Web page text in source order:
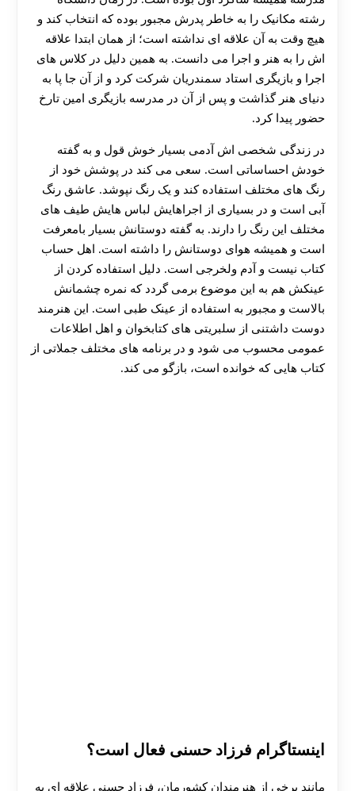
رشته مکانیک را به خاطر پدرش مجبور بوده که انتخاب کند و
هیچ وقت به آن علاقه ای نداشته است؛ از همان ابتدا علاقه
اش را به هنر و اجرا می دانست. به همین دلیل در کلاس های
اجرا و بازیگری استاد سمندریان شرکت کرد و از آن جا پا به
دنیای هنر گذاشت و پس از آن در مدرسه بازیگری امین تارخ
حضور پیدا کرد.
در زندگی شخصی اش آدمی بسیار خوش قول و به گفته
خودش احساساتی است. سعی می کند در پوشش خود از
رنگ های مختلف استفاده کند و یک رنگ نپوشد. عاشق رنگ
آبی است و در بسیاری از اجراهایش لباس هایش طیف های
مختلف این رنگ را دارند. به گفته دوستانش بسیار بامعرفت
است و همیشه هوای دوستانش را داشته است. اهل حساب
کتاب نیست و آدم ولخرجی است. دلیل استفاده کردن از
عینکش هم به این موضوع برمی گردد که نمره چشمانش
بالاست و مجبور به استفاده از عینک طبی است. این هنرمند
دوست داشتنی از سلبریتی های کتابخوان و اهل اطلاعات
عمومی محسوب می شود و در برنامه های مختلف جملاتی از
کتاب هایی که خوانده است، بازگو می کند.
اینستاگرام فرزاد حسنی فعال است؟
مانند برخی از هنرمندان کشورمان، فرزاد حسنی علاقه ای به